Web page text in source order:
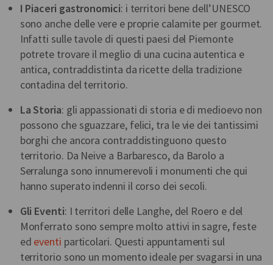
I Piaceri gastronomici: i territori bene dell’UNESCO
sono anche delle vere e proprie calamite per gourmet.
Infatti sulle tavole di questi paesi del Piemonte
potrete trovare il meglio di una cucina autentica e
antica, contraddistinta da ricette della tradizione
contadina del territorio.
La Storia: gli appassionati di storia e di medioevo non
possono che sguazzare, felici, tra le vie dei tantissimi
borghi che ancora contraddistinguono questo
territorio. Da Neive a Barbaresco, da Barolo a
Serralunga sono innumerevoli i monumenti che qui
hanno superato indenni il corso dei secoli.
Gli Eventi: I territori delle Langhe, del Roero e del
Monferrato sono sempre molto attivi in sagre, feste
ed eventi particolari. Questi appuntamenti sul
territorio sono un momento ideale per svagarsi in una